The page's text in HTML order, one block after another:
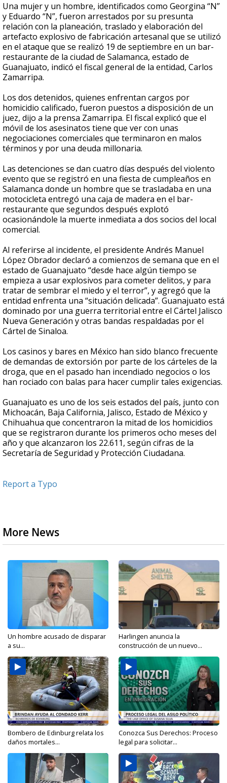
Una mujer y un hombre, identificados como Georgina “N”
y Eduardo “N”, fueron arrestados por su presunta
relación con la planeación, traslado y elaboración del
artefacto explosivo de fabricación artesanal que se utilizó
en el ataque que se realizó 19 de septiembre en un bar-
restaurante de la ciudad de Salamanca, estado de
Guanajuato, indicó el fiscal general de la entidad, Carlos
Zamarripa.
Los dos detenidos, quienes enfrentan cargos por
homicidio calificado, fueron puestos a disposición de un
juez, dijo a la prensa Zamarripa. El fiscal explicó que el
móvil de los asesinatos tiene que ver con unas
negociaciones comerciales que terminaron en malos
términos y por una deuda millonaria.
Las detenciones se dan cuatro días después del violento
evento que se registró en una fiesta de cumpleaños en
Salamanca donde un hombre que se trasladaba en una
motocicleta entregó una caja de madera en el bar-
restaurante que segundos después explotó
ocasionándole la muerte inmediata a dos socios del local
comercial.
Al referirse al incidente, el presidente Andrés Manuel
López Obrador declaró a comienzos de semana que en el
estado de Guanajuato “desde hace algún tiempo se
empieza a usar explosivos para cometer delitos, y para
tratar de sembrar el miedo y el terror”, y agregó que la
entidad enfrenta una “situación delicada”. Guanajuato está
dominado por una guerra territorial entre el Cártel Jalisco
Nueva Generación y otras bandas respaldadas por el
Cártel de Sinaloa.
Los casinos y bares en México han sido blanco frecuente
de demandas de extorsión por parte de los cárteles de la
droga, que en el pasado han incendiado negocios o los
han rociado con balas para hacer cumplir tales exigencias.
Guanajuato es uno de los seis estados del país, junto con
Michoacán, Baja California, Jalisco, Estado de México y
Chihuahua que concentraron la mitad de los homicidios
que se registraron durante los primeros ocho meses del
año y que alcanzaron los 22.611, según cifras de la
Secretaría de Seguridad y Protección Ciudadana.
Report a Typo
More News
Un hombre acusado de disparar
a su...
Harlingen anuncia la
construcción de un nuevo...
Bombero de Edinburg relata los
daños mortales...
Conozca Sus Derechos: Proceso
legal para solicitar...